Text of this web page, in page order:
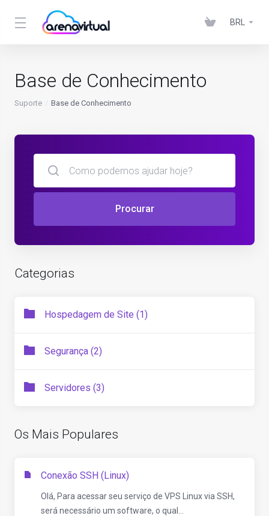
BRL
Base de Conhecimento
Suporte Base de Conhecimento
Procurar
Categorias
Hospedagem de Site (1)
Segurança (2)
Servidores (3)
Os Mais Populares
Conexão SSH (Linux)
Olá, Para acessar seu serviço de VPS Linux via SSH,
será necessário um software, o qual...